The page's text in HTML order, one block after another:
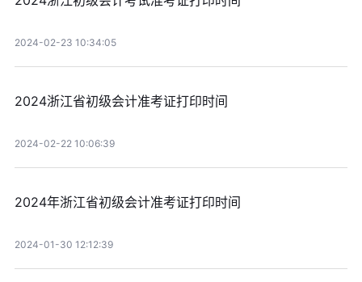
2024-02-23 10:34:05
2024浙江省初级会计准考证打印时间
2024-02-22 10:06:39
2024年浙江省初级会计准考证打印时间
2024-01-30 12:12:39